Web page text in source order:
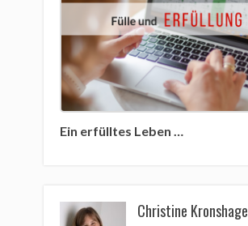
Ein erfülltes Leben …
Christine Kronshage